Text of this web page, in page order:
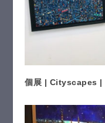
個展 | Cityscapes